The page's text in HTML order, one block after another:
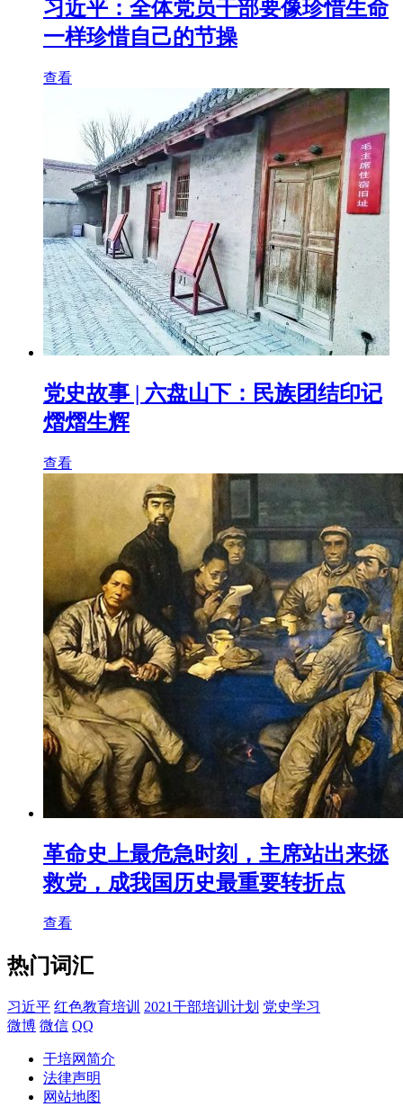
习近平：全体党员干部要像珍惜生命
一样珍惜自己的节操
查看
党史故事 | 六盘山下：民族团结印记
熠熠生辉
查看
革命史上最危急时刻，主席站出来拯
救党，成我国历史最重要转折点
查看
热门词汇
习近平 红色教育培训 2021干部培训计划 党史学习
微博 微信 QQ
干培网简介
法律声明
网站地图